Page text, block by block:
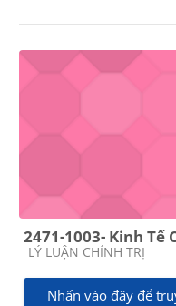
2471-1003- Kinh Tế
Các loại khóa học
LÝ LUẬN CHÍNH TRỊ
Nhấn vào đây để